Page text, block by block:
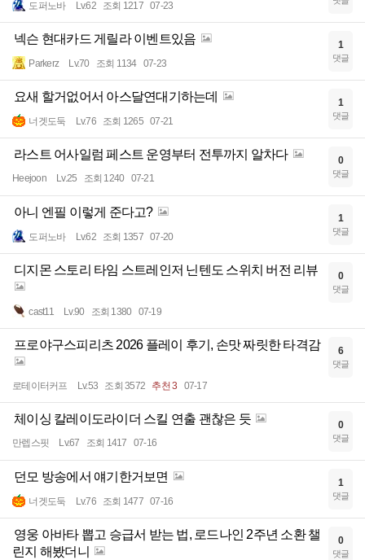
도퍼노바 Lv.62 조회 1217 07-23
넥슨 현대카드 게릴라 이벤트있음
Parkerz Lv.70 조회 1134 07-23
1
댓글
요새 할거없어서 아스달연대기하는데
너겟도둑 Lv.76 조회 1265 07-21
1
댓글
라스트 어사일럼 페스트 운영부터 전투까지 알차다
Heejoon Lv.25 조회 1240 07-21
0
댓글
아니 엔필 이렇게 준다고?
도퍼노바 Lv.62 조회 1357 07-20
1
댓글
디지몬 스토리 타임 스트레인저 닌텐도 스위치 버전 리뷰
cast11 Lv.90 조회 1380 07-19
0
댓글
프로야구스피리츠 2026 플레이 후기, 손맛 짜릿한 타격감
로테이터커프 Lv.53 조회 3572 추천 3 07-17
6
댓글
체이싱 칼레이도라이더 스킬 연출 괜찮은 듯
만렙스핏 Lv.67 조회 1417 07-16
0
댓글
던모 방송에서 얘기한거보면
너겟도둑 Lv.76 조회 1477 07-16
1
댓글
영웅 아바타 뽑고 승급서 받는 법, 로드나인 2주년 소환 챌
린지 해봤더니
0
댓글